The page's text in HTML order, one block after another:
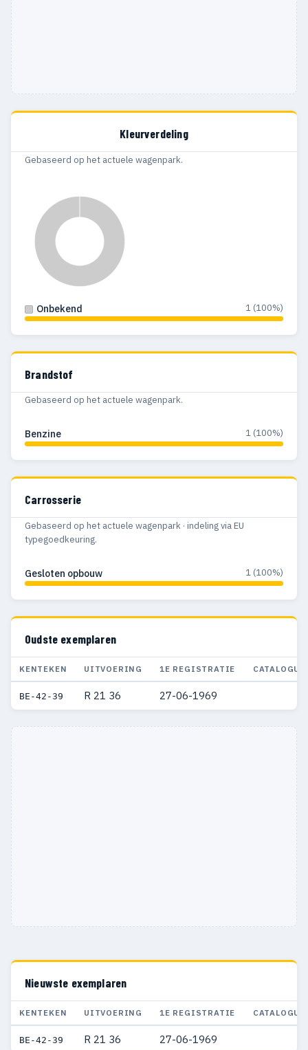
Kleurverdeling
Gebaseerd op het actuele wagenpark.
Onbekend 1 (100%)
Brandstof
Gebaseerd op het actuele wagenpark.
Benzine 1 (100%)
Carrosserie
Gebaseerd op het actuele wagenpark · indeling via EU
typegoedkeuring.
Gesloten opbouw 1 (100%)
Oudste exemplaren
KENTEKEN UITVOERING 1E REGISTRATIE
BE-42-39 R 21 36 27-06-1969
Nieuwste exemplaren
KENTEKEN UITVOERING 1E REGISTRATIE
BE-42-39 R 21 36 27-06-1969